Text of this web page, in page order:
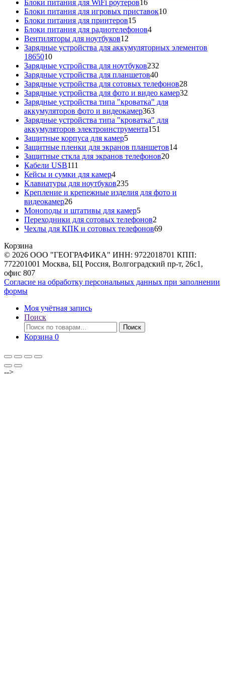
Блоки питания для WiFi роутеров1616
товаров
Блоки питания для игровых приставок1010
Блоки питания для принтеров1515
товаров
Блоки питания для радиотелефонов44
Вентиляторы для ноутбуков12
товаров
Зарядные устройства для аккумуляторных элементов
186501010
товаров
Зарядные устройства для ноутбуков232
Зарядные устройства для планшетов4040
товаров
Зарядные устройства для сотовых телефонов2828
товаров
Зарядные устройства для фото и видео камер32
Зарядные устройства типа "кроватка" для
аккумуляторов фото и видеокамер363363
товара
Зарядные устройства типа "кроватка" для
аккумуляторов электроинструмента151
Защитные корпуса для камер55
товаров
Защитные пленки для экранов планшетов1414
Защитные сткла для экранов телефонов2020
Кабели USB111
товаров
Кейсы и сумки для камер44
товара
Клавиатуры для ноутбуков235235
товаров
Крепление и крепежные изделия для фото и
видеокамер2626
товаров
Моноподы и штативы для камер55
товаров
Переходники для сотовых телефонов2
товара
Чехлы для КПК и сотовых телефонов6969
Корзина
© 2026 ООО "ГЕОГРАФИКА" ИНН: 9722018701 КПП:
772201001 Москва, БЦ Россия, Волгоградский пр-т, 26с1,
офис 807
Согласие на обработку персональных данных при заполнении
формы
Моя учётная запись
Поиск
Искать:
Поиск
Корзина 0
-->